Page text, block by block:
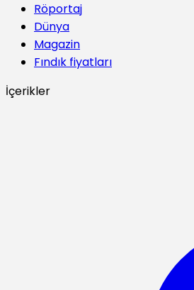
Röportaj
Dünya
Magazin
Fındık fiyatları
İçerikler